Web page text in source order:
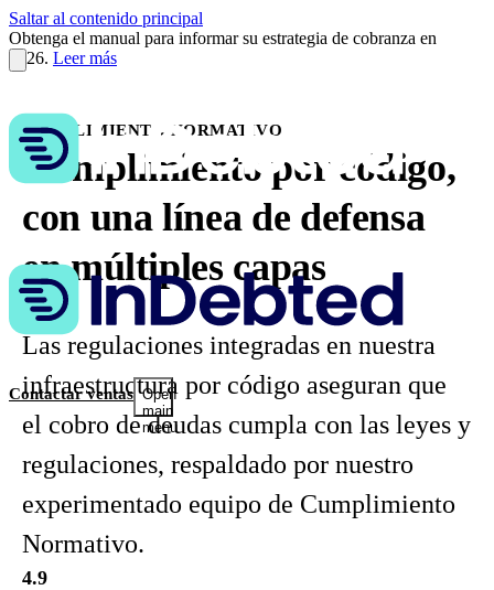
Saltar al contenido principal
Obtenga el manual para informar su estrategia de cobranza en
2026. Leer más
Contactar ventas Open
main
menu
CUMPLIMIENTO NORMATIVO
Cumplimiento por código,
con una línea de defensa
en múltiples capas
Las regulaciones integradas en nuestra
infraestructura por código aseguran que
el cobro de deudas cumpla con las leyes y
regulaciones, respaldado por nuestro
experimentado equipo de Cumplimiento
Normativo.
4.9